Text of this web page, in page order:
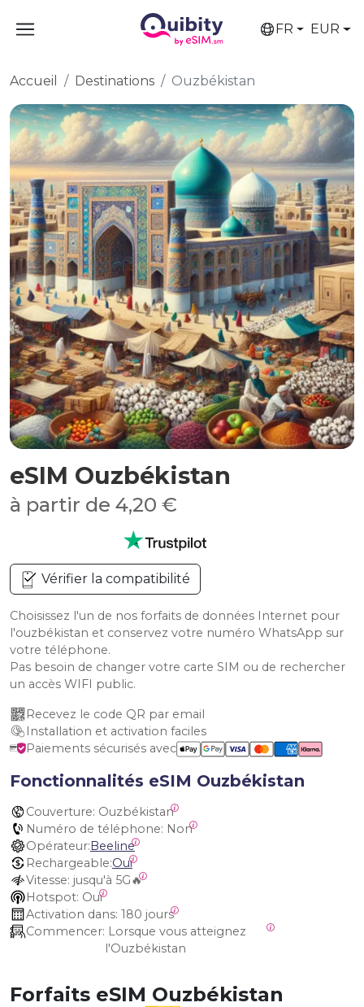
FR EUR
Accueil Destinations Ouzbékistan
eSIM Ouzbékistan
à partir de 4,20 €
Vérifier la compatibilité
Choisissez l'un de nos forfaits de données Internet pour
l'ouzbékistan et conservez votre numéro WhatsApp sur
votre téléphone.
Pas besoin de changer votre carte SIM ou de rechercher
un accès WIFI public.
Recevez le code QR par email
Installation et activation faciles
Paiements sécurisés avec
Fonctionnalités eSIM Ouzbékistan
Couverture: Ouzbékistan
Numéro de téléphone: Non
Opérateur:Beeline
Rechargeable:Oui
Vitesse: jusqu'à 5G🔥
Hotspot: Oui
Activation dans: 180 jours
Commencer:
l'Ouzbékistan
Forfaits eSIM Ouzbékistan